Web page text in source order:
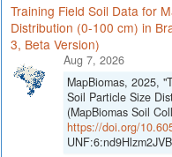
Training Field Soil Data for
Distribution (0-100 cm) in
3, Beta Version)
Aug 7, 2026
MapBiomas, 2025,
Soil Particle Size
(MapBiomas Soil
https://doi.org/